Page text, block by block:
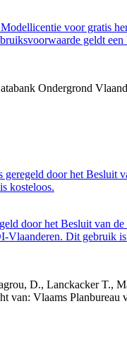
voor gratis
geldt
Ondergrond
door het Besluit
kosteloos.
door het Besluit van
Vlaanderen. Dit gebruik
D., Lanckacker T.,
Vlaams